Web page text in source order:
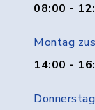
08:00 -
Montag
14:00 -